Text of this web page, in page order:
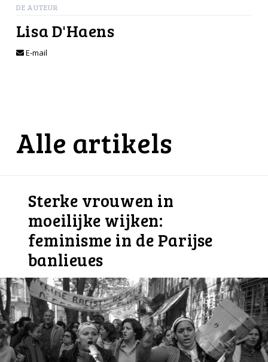
DE AUTEUR
Lisa D'Haens
E-mail
Alle artikels
Sterke vrouwen in
moeilijke wijken:
feminisme in de Parijse
banlieues